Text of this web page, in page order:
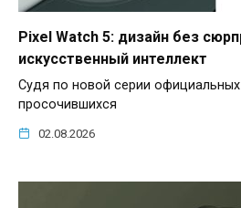
Pixel Watch 5: дизайн без
искусственный интеллект
Судя по новой серии
просочившихся
02.08.2026